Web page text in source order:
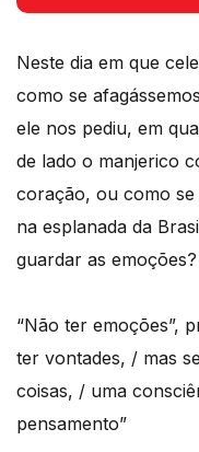
Neste dia em que
como se
ele nos pediu, em
de lado o manjerico
coração, ou como se
na esplanada da
guardar as emoções?
“Não ter emoções”,
ter vontades, / mas
coisas, / uma
pensamento”